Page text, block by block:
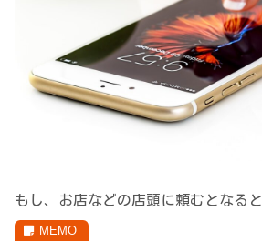
もし、お店などの店頭に頼むとなると